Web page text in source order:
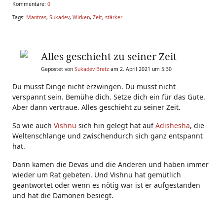
Kommentare: 0
Tags: Mantras, Sukadev, Wirken, Zeit, stärker
Alles geschieht zu seiner Zeit
Gepostet von Sukadev Bretz am 2. April 2021 um 5:30
Du musst Dinge nicht erzwingen. Du musst nicht
verspannt sein. Bemühe dich. Setze dich ein für das Gute.
Aber dann vertraue. Alles geschieht zu seiner Zeit.
So wie auch Vishnu sich hin gelegt hat aufAdishesha, die
Weltenschlange und zwischendurch sich ganz entspannt
hat.
Dann kamen die Devas und die Anderen und haben immer
wieder um Rat gebeten. Und Vishnu hat gemütlich
geantwortet oder wenn es nötig war ist er aufgestanden
und hat die Dämonen besiegt.